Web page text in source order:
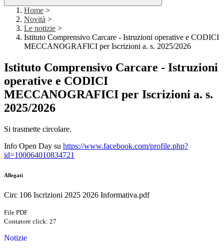
Home >
Novità >
Le notizie >
Istituto Comprensivo Carcare - Istruzioni operative e CODICI
MECCANOGRAFICI per Iscrizioni a. s. 2025/2026
Istituto Comprensivo Carcare - Istruzioni
operative e CODICI
MECCANOGRAFICI per Iscrizioni a. s.
2025/2026
Si trasmette circolare.
Info Open Day su https://www.facebook.com/profile.php?
id=100064010834721
Allegati
Circ 106 Iscrizioni 2025 2026 Informativa.pdf
File PDF
Contatore click: 27
Notizie